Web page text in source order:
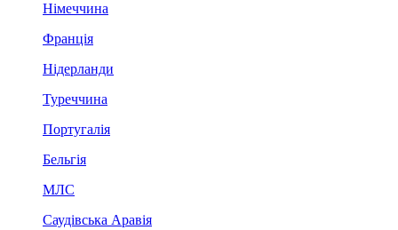
Німеччина
Франція
Нідерланди
Туреччина
Португалія
Бельгія
МЛС
Саудівська Аравія